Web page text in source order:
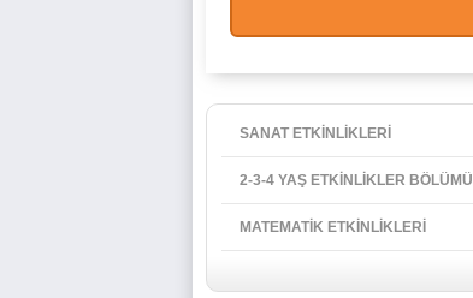
SANAT ETKİNLİKLERİ
2-3-4 YAŞ ETKİNLİKLER BÖLÜMÜ
MATEMATİK ETKİNLİKLERİ